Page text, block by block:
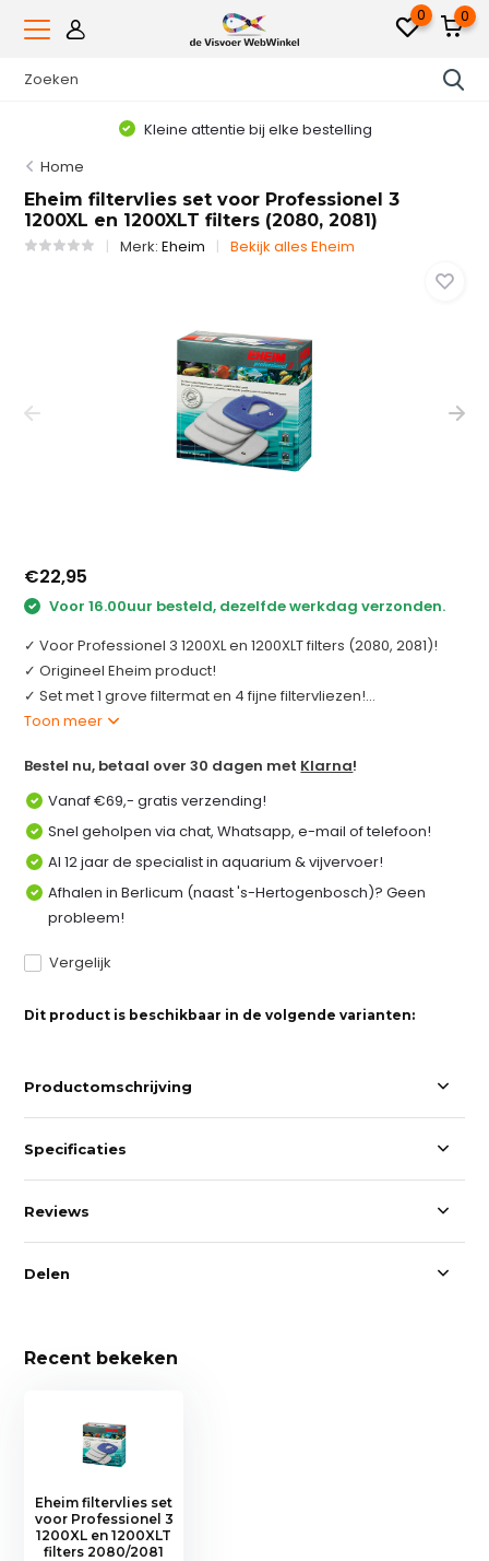
0 0
Kleine attentie bij elke bestelling
Home
Eheim filtervlies set voor Professionel 3
1200XL en 1200XLT filters (2080, 2081)
Merk:Eheim Bekijk alles Eheim
€22,95
Voor 16.00uur besteld, dezelfde werkdag verzonden.
✓ Voor Professionel 3 1200XL en 1200XLT filters (2080, 2081)!
✓ Origineel Eheim product!
✓ Set met 1 grove filtermat en 4 fijne filtervliezen!...
Toon meer
Bestel nu, betaal over 30 dagen met Klarna!
Vanaf €69,- gratis verzending!
Snel geholpen via chat, Whatsapp, e-mail of telefoon!
Al 12 jaar de specialist in aquarium & vijvervoer!
Afhalen in Berlicum (naast 's-Hertogenbosch)? Geen
probleem!
Vergelijk
Dit product is beschikbaar in de volgende varianten:
Productomschrijving
Specificaties
Reviews
Delen
Recent bekeken
Eheim filtervlies set
voor Professionel 3
1200XL en 1200XLT
filters 2080/2081